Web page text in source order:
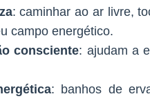
: caminhar ao ar livre,
campo energético.
consciente: ajudam a
: banhos de